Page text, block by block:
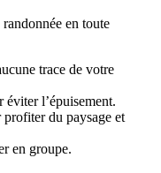
en toute
trace de votre
éviter l’épuisement.
profiter du paysage et
en groupe.